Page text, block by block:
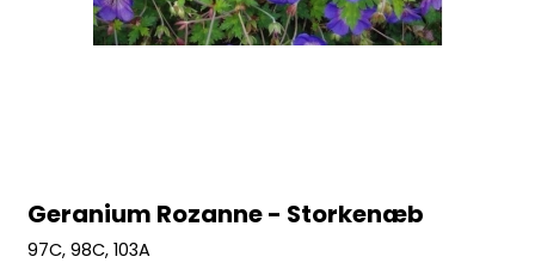
Geranium Rozanne - Storkenæb
97C, 98C, 103A